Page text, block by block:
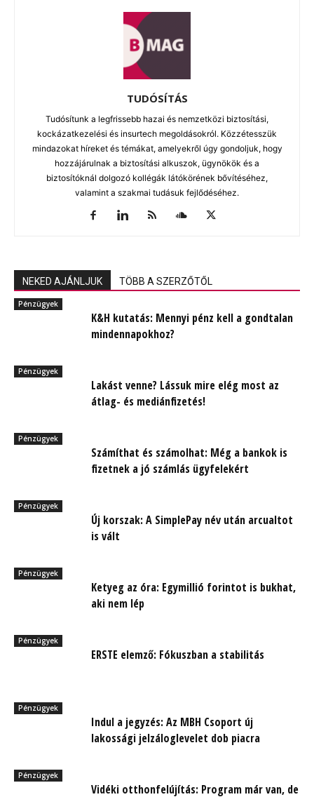
TUDÓSÍTÁS
Tudósítunk a legfrissebb hazai és nemzetközi biztosítási,
kockázatkezelési és insurtech megoldásokról. Közzétesszük
mindazokat híreket és témákat, amelyekről úgy gondoljuk, hogy
hozzájárulnak a biztosítási alkuszok, ügynökök és a
biztosítóknál dolgozó kollégák látókörének bővítéséhez,
valamint a szakmai tudásuk fejlődéséhez.
NEKED AJÁNLJUK TÖBB A SZERZŐTŐL
Pénzügyek
K&H kutatás: Mennyi pénz kell a gondtalan
mindennapokhoz?
Pénzügyek
Lakást venne? Lássuk mire elég most az
átlag- és mediánfizetés!
Pénzügyek
Számíthat és számolhat: Még a bankok is
fizetnek a jó számlás ügyfelekért
Pénzügyek
Új korszak: A SimplePay név után arcualtot
is vált
Pénzügyek
Ketyeg az óra: Egymillió forintot is bukhat,
aki nem lép
Pénzügyek
ERSTE elemző: Fókuszban a stabilitás
Pénzügyek
Indul a jegyzés: Az MBH Csoport új
lakossági jelzáloglevelet dob piacra
Pénzügyek
Vidéki otthonfelújítás: Program már van, de